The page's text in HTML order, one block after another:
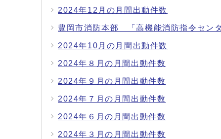
2024年12月の月間出動件数
豊岡市消防本部 「高機能消防指令セン
2024年10月の月間出動件数
2024年８月の月間出動件数
2024年９月の月間出動件数
2024年７月の月間出動件数
2024年６月の月間出動件数
2024年３月の月間出動件数